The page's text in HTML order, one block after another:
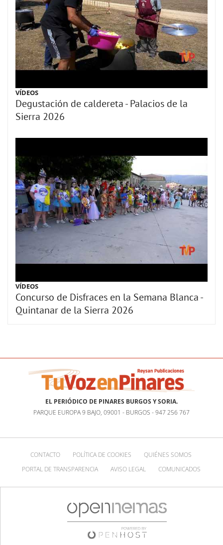
VÍDEOS
Degustación de caldereta - Palacios de la
Sierra 2026
VÍDEOS
Concurso de Disfraces en la Semana Blanca -
Quintanar de la Sierra 2026
EL PERIÓDICO DE PINARES BURGOS Y SORIA.
PARQUE EUROPA 9 BAJO, 09001 - BURGOS - 947 256 767
CONTACTO POLÍTICA DE COOKIES
QUIÉNES SOMOS
PORTAL DE TRANSPARENCIA
AVISO LEGAL COMUNICADOS